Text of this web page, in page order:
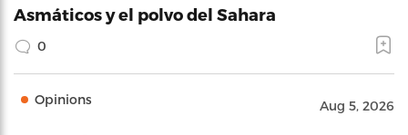
Asmáticos y el polvo del Sahara
0
Opinions Aug 5, 2026